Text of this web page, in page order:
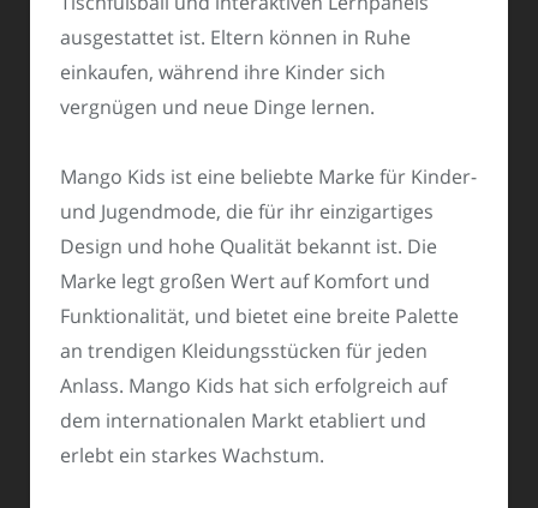
ausgestattet ist. Eltern können in Ruhe
einkaufen, während ihre Kinder sich
vergnügen und neue Dinge lernen.
Mango Kids ist eine beliebte Marke für Kinder-
und Jugendmode, die für ihr einzigartiges
Design und hohe Qualität bekannt ist. Die
Marke legt großen Wert auf Komfort und
Funktionalität, und bietet eine breite Palette
an trendigen Kleidungsstücken für jeden
Anlass. Mango Kids hat sich erfolgreich auf
dem internationalen Markt etabliert und
erlebt ein starkes Wachstum.